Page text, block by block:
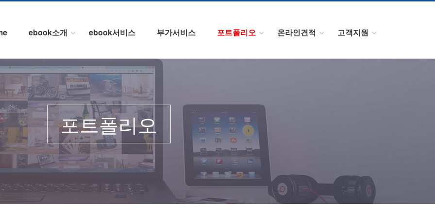
ebook소개 ebook서비스 부가서비스 포트폴리오 온라인견적 고객지원
포트폴리오